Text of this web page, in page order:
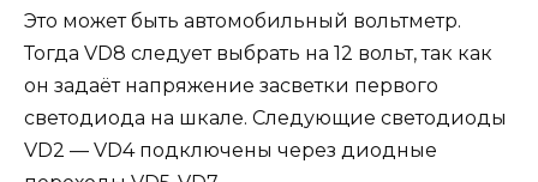
Это может быть автомобильный вольтметр.
Тогда VD8 следует выбрать на 12 вольт, так как
он задаёт напряжение засветки первого
светодиода на шкале. Следующие светодиоды
VD2 — VD4 подключены через диодные